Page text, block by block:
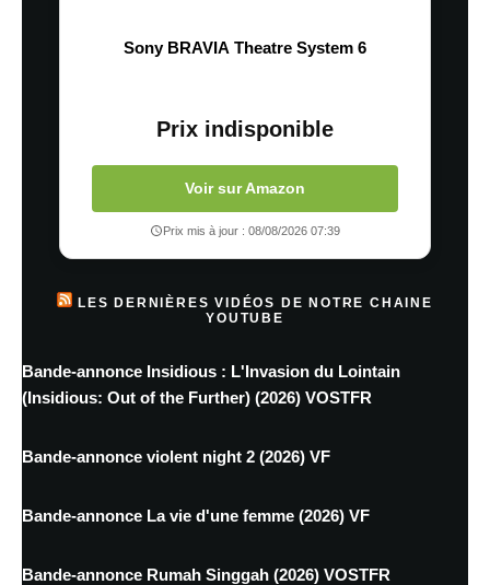
Sony BRAVIA Theatre System 6
Prix indisponible
Voir sur Amazon
Prix mis à jour : 08/08/2026 07:39
LES DERNIÈRES VIDÉOS DE NOTRE CHAINE
YOUTUBE
Bande-annonce Insidious : L'Invasion du Lointain
(Insidious: Out of the Further) (2026) VOSTFR
Bande-annonce violent night 2 (2026) VF
Bande-annonce La vie d'une femme (2026) VF
Bande-annonce Rumah Singgah (2026) VOSTFR